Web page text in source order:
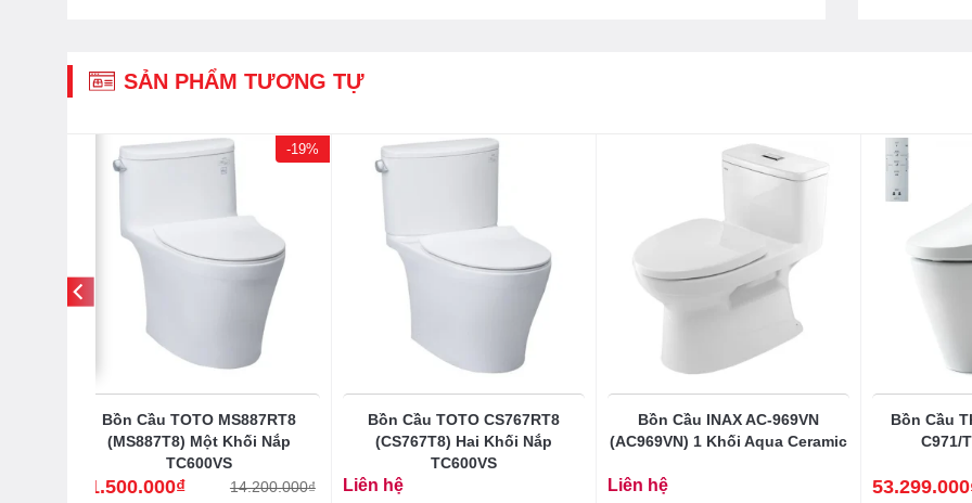
SẢN PHẨM TƯƠNG TỰ
-19%
Bồn Cầu TOTO MS887RT8
(MS887T8) Một Khối Nắp
TC600VS
14.200.000₫
Giá
11.500.000₫
Giá
Bồn Cầu TOTO CS767RT8
(CS767T8) Hai Khối Nắp
TC600VS
Liên hệ
Bồn Cầu INAX AC-969VN
(AC969VN) 1 Khối Aqua Ceramic
Liên hệ
Bồn Cầu
C971/
Giá
53.299.000
Giá